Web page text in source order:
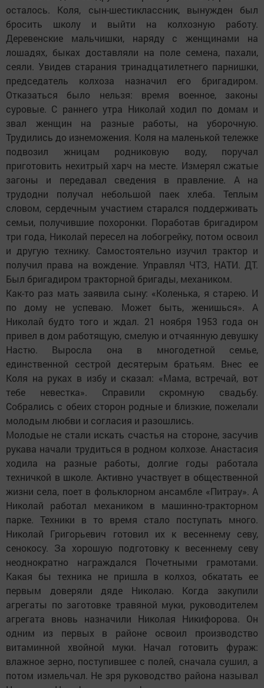
осталось. Коля, сын-шестиклассник, вынужден был
бросить школу и выйти на колхозную работу.
Деревенские мальчишки, наряду с женщинами на
лошадях, быках доставляли на поле семена, пахали,
сеяли. Увидев старания тринадцатилетнего парнишки,
председатель колхоза назначил его бригадиром.
Отказаться было нельзя: время военное, законы
суровые. С раннего утра Николай ходил по домам и
звал женщин на разные работы, на уборочную.
Трудились до изнеможения. Коля на маленькой тележке
подвозил жницам родниковую воду, поручал
приготовить нехитрый харч на месте. Измерял сжатые
загоны и передавал сведения в правление. А на
трудодни получал небольшой паек хлеба. Теплым
словом, сердечным участием старался поддерживать
семьи, получившие похоронки. Поработав бригадиром
три года, Николай пересел на лобогрейку, потом освоил
и другую технику. Самостоятельно изучил трактор и
получил права на вождение. Управлял ЧТЗ, НАТИ. ДТ.
Был бригадиром тракторной бригады, механиком.
Как-то раз мать заявила сыну: «Коленька, я старею. И
по дому не успеваю. Может быть, женишься». А
Николай будто того и ждал. 21 ноября 1953 года он
привел в дом работящую, смелую и отчаянную девушку
Настю. Выросла она в многодетной семье,
единственной сестрой десятерым братьям. Внес ее
Коля на руках в избу и сказал: «Мама, встречай, вот
тебе невестка». Справили скромную свадьбу.
Собрались с обеих сторон родные и близкие, пожелали
молодым любви и согласия и разошлись.
Молодые не стали искать счастья на стороне, засучив
рукава начали трудиться в родном колхозе. Анастасия
ходила на разные работы, долгие годы работала
техничкой в школе. Активно участвует в общественной
жизни села, поет в фольклорном ансамбле «Питрау». А
Николай работал механиком в машинно-тракторном
парке. Техники в то время стало поступать много.
Николай Григорьевич готовил их к весеннему севу,
сенокосу. За хорошую подготовку к весеннему севу
неоднократно награждался Почетными грамотами.
Какая бы техника не пришла в колхоз, обкатать ее
первым доверяли дяде Николаю. Когда закупили
агрегаты по заготовке травяной муки, руководителем
агрегата вновь назначили Николая Никифорова. Он
одним из первых в районе освоил производство
витаминной хвойной муки. Начал готовить фураж:
влажное зерно, поступившее с полей, сначала сушил, а
потом измельчал. Не зря руководство района называл